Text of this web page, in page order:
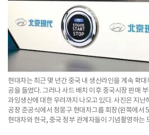
현대차는 최근 몇 년간 중국 내 생산라인을 계속 확
공을 들였다. 그러나 사드 배치 이후 중국시장 판매
과잉생산에 대한 우려까지 나오고 있다. 사진은 지난
공장 준공식에서 정몽구 현대차그룹 회장(왼쪽에서
현대차와 한국, 중국 정부 관계자들이 기념촬영하는